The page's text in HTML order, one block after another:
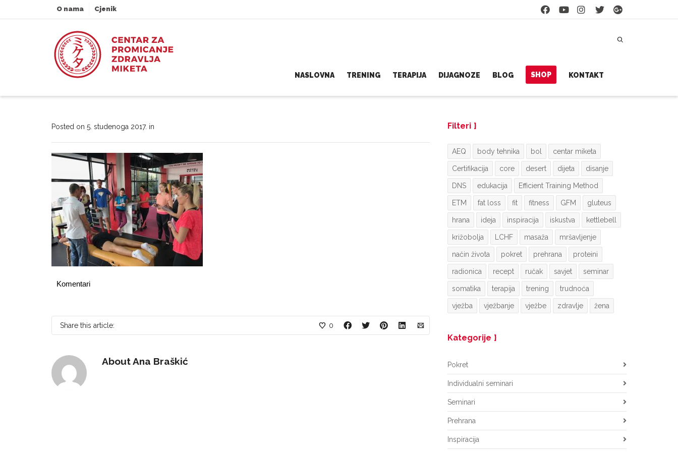
O nama Cjenik
NASLOVNA TRENING TERAPIJA DIJAGNOZE BLOG SHOP KONTAKT
Posted on 5. studenoga 2017. in
Komentari
Share this article: 0
AboutAna Braškić
Filteri
AEQ body tehnika bol centar miketa
Certifikacija core desert dijeta disanje
DNS edukacija Efficient Training Method
ETM fat loss fit fitness GFM gluteus
hrana ideja inspiracija iskustva kettlebell
križobolja LCHF masaža mršavljenje
način života pokret prehrana proteini
radionica recept ručak savjet seminar
somatika terapija trening trudnoća
vježba vježbanje vježbe zdravlje žena
Kategorije
Pokret
Individualni seminari
Seminari
Prehrana
Inspiracija